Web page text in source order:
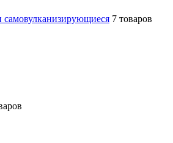
7 товаров